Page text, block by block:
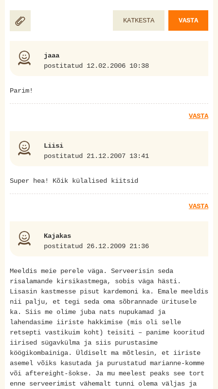
KATKESTA VASTA
jaaa
postitatud 12.02.2006 10:38
Parim!
VASTA
Liisi
postitatud 21.12.2007 13:41
Super hea! Kõik külalised kiitsid
VASTA
Kajakas
postitatud 26.12.2009 21:36
Meeldis meie perele väga. Serveerisin seda
risalamande kirsikastmega, sobis väga hästi.
Lisasin kastmesse pisut kardemoni ka. Emale meeldis
nii palju, et tegi seda oma sõbrannade üritusele
ka. Siis me olime juba nats nupukamad ja
lahendasime iiriste hakkimise (mis oli selle
retsepti vastikuim koht) teisiti – panime kooritud
iirised sügavkülma ja siis purustasime
köögikombainiga. Üldiselt ma mõtlesin, et iiriste
asemel võiks kasutada ja purustatud marianne-komme
või aftereight-šokse. Ja mu meelest peaks see tort
enne serveerimist vähemalt tunni olema väljas ja